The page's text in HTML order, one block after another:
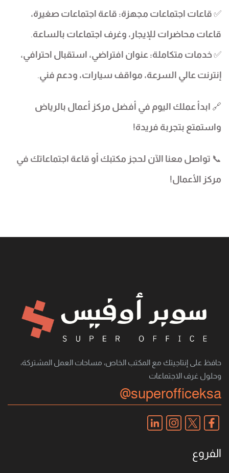
✅ قاعات اجتماعات مجهزة: قاعة اجتماعات صغيرة،
قاعات محاضرات للإيجار، وغرف اجتماعات بالساعة.
✅خدمات متكاملة: عنوان افتراضي، استقبال احترافي،
إنترنت عالي السرعة، مواقف سيارات، ودعم فني.
🔗 ابدأ عملك اليوم في أفضل مركز أعمال بالرياض
واستمتع بتجربة فريدة!
📞 تواصل معنا الآن لحجز مكتبك أو قاعة اجتماعاتك في
مركز الأعمال!
حافظ على إنتاجيتك مع المكتب الخاص، مساحات العمل المشتركة،
وحلول غرف الاجتماعات
@superofficeksa
الفروع